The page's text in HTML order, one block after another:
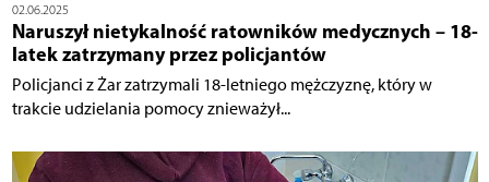
02.06.2025
Naruszył nietykalność ratowników medycznych – 18-
latek zatrzymany przez policjantów
Policjanci z Żar zatrzymali 18-letniego mężczyznę, który w
trakcie udzielania pomocy znieważył...